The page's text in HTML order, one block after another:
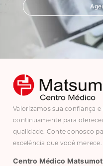
Valorizamos sua confiança
continuamente para
qualidade. Conte conosco
excelência que você merece.
Centro Médico